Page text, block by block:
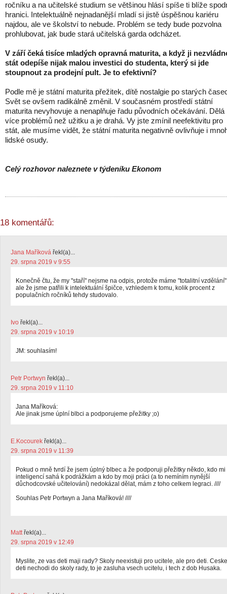
ročníku a na učitelské studium se většinou hlásí spíše ti blíže
hranici. Intelektuálně nejnadanější mladí si jistě úspěšnou kariéru
najdou, ale ve školství to nebude. Problém se tedy bude pozvolna
prohlubovat, jak bude stará učitelská garda odcházet.
V září čeká tisíce mladých opravná maturita, a když ji
stát odepíše nijak malou investici do studenta, který si jde
stoupnout za prodejní pult. Je to efektivní?
Podle mě je státní maturita přežitek, dítě nostalgie po starých
Svět se ovšem radikálně změnil. V současném prostředí státní
maturita nevyhovuje a nenaplňuje řadu původních očekávání. Dělá
více problémů než užitku a je drahá. Vy jste zmínil neefektivitu pro
stát, ale musíme vidět, že státní maturita negativně ovlivňuje i
lidské osudy.
Celý rozhovor naleznete v týdeníku Ekonom
18 komentářů:
Jana Maříková řekl(a)...
29. srpna 2019 v 9:55
Konečně čtu, že my "staří" nejsme na odpis, protože máme "totalitní
ale že jsme patřili k intelektuální špičce, vzhledem k tomu, kolik procent z
populačních ročníků tehdy studovalo.
Ivo řekl(a)...
29. srpna 2019 v 10:19
JM: souhlasím!
Petr Portwyn řekl(a)...
29. srpna 2019 v 11:10
Jana Maříková:
Ale jinak jsme úplní blbci a podporujeme přežitky ;o)
E.Kocourek řekl(a)...
29. srpna 2019 v 11:39
Pokud o mně tvrdí že jsem úplný blbec a že podporuji přežitky někdo, kdo mi
inteligencí sahá k podrážkám a kdo by moji práci (a to nemíním nynější
důchodcovské učitelování) nedokázal dělat, mám z toho celkem legraci. ////
Souhlas Petr Portwyn a Jana Maříková! ////
Mattřekl(a)...
29. srpna 2019 v 12:49
Myslite, ze vas deti maji rady? Skoly neexistuji pro ucitele, ale pro deti. Ceske
deti nechodi do skoly rady, to je zasluha vsech ucitelu, i tech z dob Husaka.